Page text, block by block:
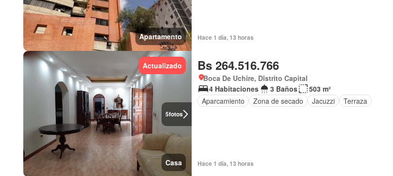
Apartamento Hace 1 día, 13 horas
5fotos
Actualizado
Casa
Bs 264.516.766
Boca De Uchire, Distrito Capital
4 Habitaciones
3 Baños
503 m²
Aparcamiento
Zona de secado Jacuzzi Terraza
Hace 1 día, 13 horas